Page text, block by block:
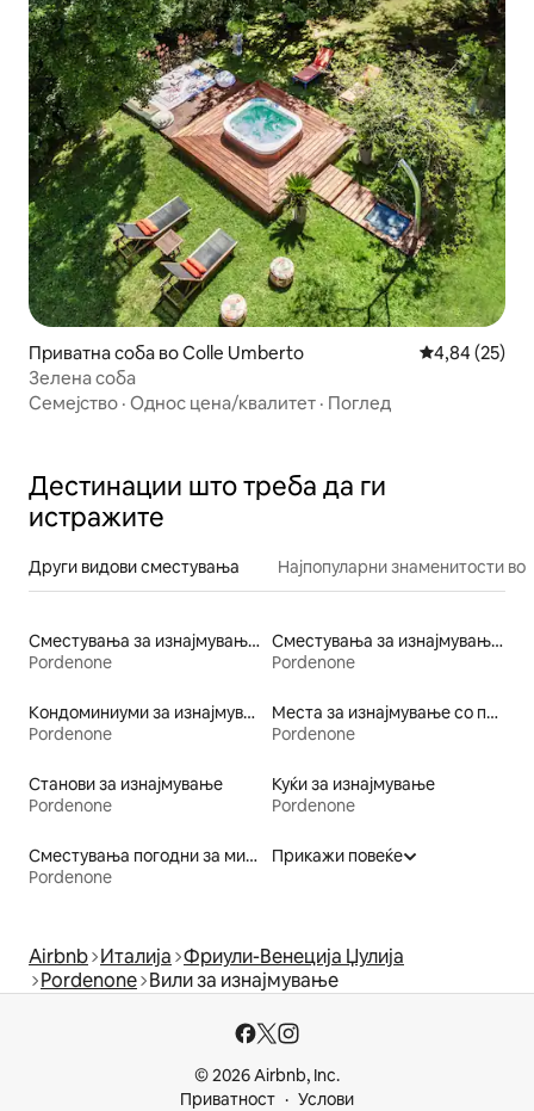
Приватна соба во Colle Umberto Просечна
4,84 (25)
Зелена соба
Семејство · Однос цена/квалитет · Поглед
Дестинации што треба да ги
истражите
Други видови сместувања Најпопуларни знаменитости во
Сместувања за изнајмување погодни за семејства
Pordenone
Сместувања за изнајмување со сауна
Pordenone
Кондоминиуми за изнајмување
Pordenone
Места за изнајмување со појадок
Pordenone
Станови за изнајмување
Pordenone
Куќи за изнајмување
Pordenone
Сместувања погодни за миленичиња
Pordenone
Прикажи повеќе
Airbnb Италија Фриули-Венеција Џулија
Pordenone Вили за изнајмување
© 2026 Airbnb, Inc.
Приватност
Услови